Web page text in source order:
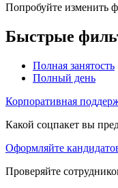
Попробуйте изменить
Быстрые
Полная занятость
Полный день
Корпоративная
Какой соцпакет вы
Оформляйте
Проверяйте